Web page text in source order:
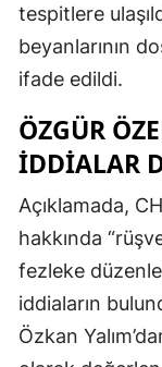
tespitlere
beyanlarının
ifade edildi.
ÖZGÜR
IDDIALAR
Açıklamada,
hakkında
fezleke
iddiaların
Özkan